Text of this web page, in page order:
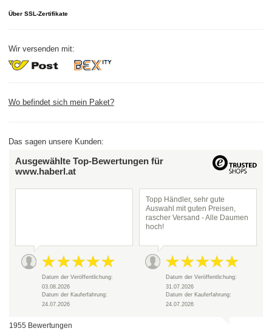
Über SSL-Zertifikate
Wir versenden mit:
Wo befindet sich mein Paket?
Das sagen unsere Kunden:
Ausgewählte Top-Bewertungen für
www.haberl.at
Datum der Veröffentlichung:
03.08.2026
Datum der Kauferfahrung:
24.07.2026
Topp Händler, sehr gute
Auswahl mit guten Preisen,
rascher Versand - Alle Daumen
hoch!
Datum der Veröffentlichung:
31.07.2026
Datum der Kauferfahrung:
24.07.2026
1955 Bewertungen